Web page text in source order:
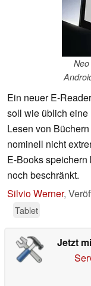
Ein neuer E-
soll wie üblich
Lesen von
nominell nicht
E-Books
noch beschränkt.
Silvio Werner,
Tablet
Jetzt